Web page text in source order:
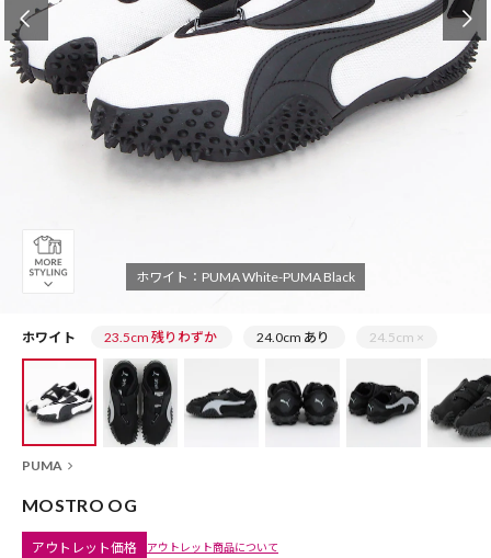
ホワイト：PUMA White-PUMA Black
ホワイト 23.5cm 残りわずか 24.0cm あり 24.5cm ×
PUMA
MOSTRO OG
アウトレット価格 アウトレット商品について